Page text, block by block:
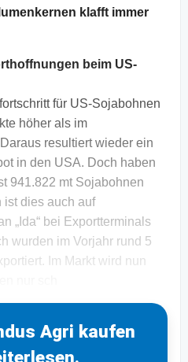
klafft immer
beim US-
für US-Sojabohnen
höher als im
resultiert wieder ein
in den USA. Doch haben
941.822 mt Sojabohnen
ist dies auch auf
„Ida“ bei Exportterminals
wurden im Vorjahr rund 5
Im Markt wird nun
Agri kaufen